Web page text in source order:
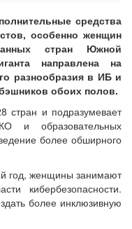
средства
особенно женщин
стран Южной
направлена на
разнообразия в ИБ и
обоих полов.
стран и подразумевает
и образовательных
более обширного
год, женщины занимают
кибербезопасности.
более инклюзивную